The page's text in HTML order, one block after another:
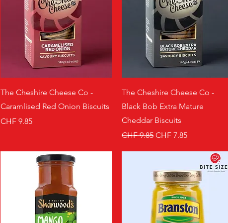
Schnellansicht
The Cheshire Cheese Co -
Caramlised Red Onion Biscuits
Preis
CHF 9.85
Schnellansicht
The Cheshire Cheese Co -
Black Bob Extra Mature
Cheddar Biscuits
Standardpreis
CHF 9.85 Sale-Preis
CHF 7.85